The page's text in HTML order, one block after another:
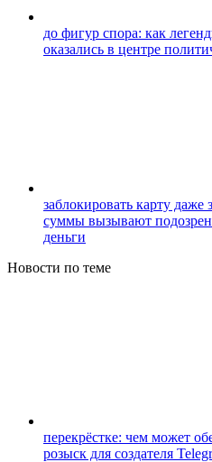
до фигур спора: как
оказались в центре
заблокировать карту даже
суммы вызывают
деньги
Новости по теме
перекрёстке: чем может
розыск для создателя